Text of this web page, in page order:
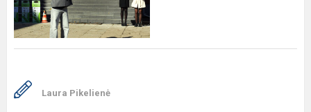
Laura Pikelienė